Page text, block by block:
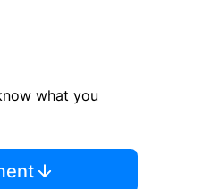
what you